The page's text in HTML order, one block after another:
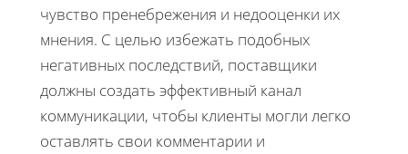
чувство пренебрежения и недооценки их
мнения. С целью избежать подобных
негативных последствий, поставщики
должны создать эффективный канал
коммуникации, чтобы клиенты могли легко
оставлять свои комментарии и